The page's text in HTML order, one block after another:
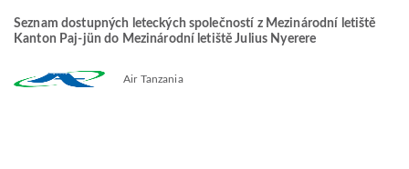
Seznam dostupných leteckých společností z Mezinárodní letiště
Kanton Paj-jün do Mezinárodní letiště Julius Nyerere
Air Tanzania